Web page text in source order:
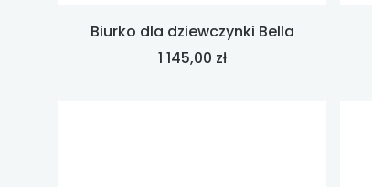
Biurko dla dziewczynki Bella
Cena
1 145,00 zł